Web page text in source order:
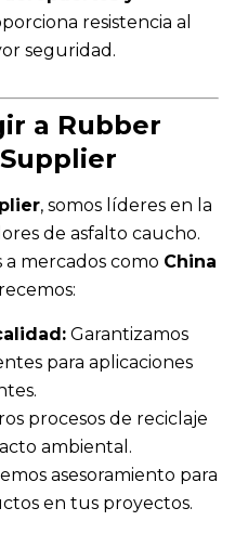
resistencia al
seguridad.
a Rubber
, somos líderes en la
de asfalto caucho.
a mercados como China
Garantizamos
para aplicaciones
procesos de reciclaje
ambiental.
asesoramiento para
en tus proyectos.